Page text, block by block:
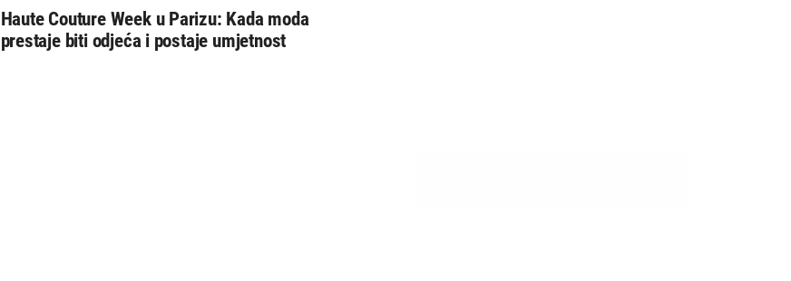
Haute Couture Week u Parizu: Kada moda
prestaje biti odjeća i postaje umjetnost